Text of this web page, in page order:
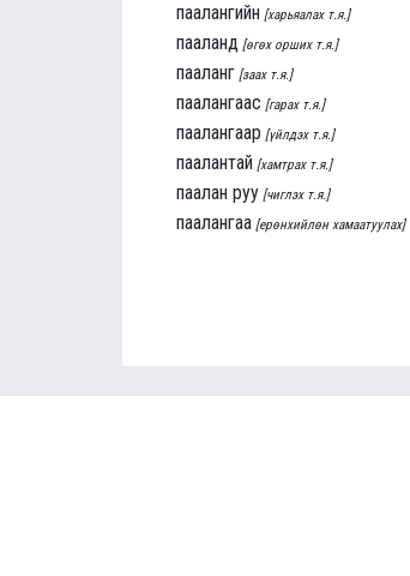
паалангийн [харьяалах т.я.]
пааланд [өгөх орших т.я.]
пааланг [заах т.я.]
паалангаас [гарах т.я.]
паалангаар [үйлдэх т.я.]
паалантай [хамтрах т.я.]
паалан руу [чиглэх т.я.]
паалангаа [ерөнхийлөн хамаатуулах]